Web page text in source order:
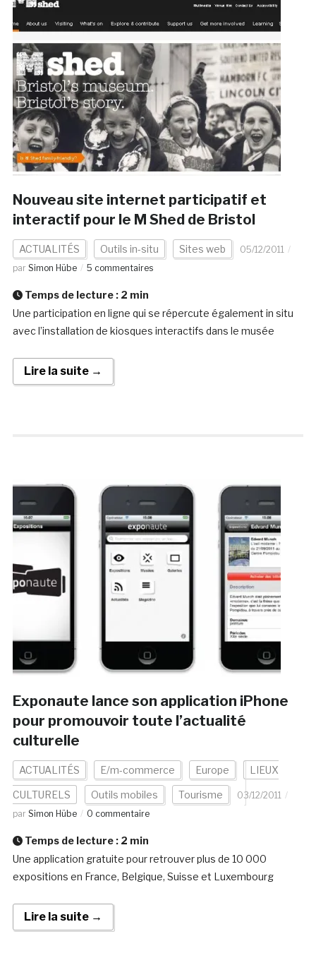
Nouveau site internet participatif et
interactif pour le M Shed de Bristol
ACTUALITÉS Outils in-situ Sites web
05/12/2011
par Simon Hübe 5 commentaires
Temps de lecture : 2 min
Une participation en ligne qui se répercute également in situ
avec l’installation de kiosques interactifs dans le musée
Lire la suite →
Exponaute lance son application iPhone
pour promouvoir toute l’actualité
culturelle
ACTUALITÉS E/m-commerce Europe LIEUX
CULTURELS Outils mobiles Tourisme
03/12/2011
par Simon Hübe 0 commentaire
Temps de lecture : 2 min
Une application gratuite pour retrouver plus de 10 000
expositions en France, Belgique, Suisse et Luxembourg
Lire la suite →